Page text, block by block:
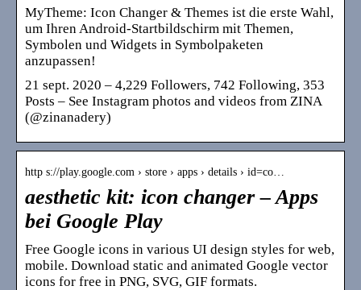
MyTheme: Icon Changer & Themes ist die erste Wahl,
um Ihren Android-Startbildschirm mit Themen,
Symbolen und Widgets in Symbolpaketen
anzupassen!
21 sept. 2020 – 4,229 Followers, 742 Following, 353
Posts – See Instagram photos and videos from ZINA
(@zinanadery)
http s://play.google.com › store › apps › details › id=co…
aesthetic kit: icon changer – Apps
bei Google Play
Free Google icons in various UI design styles for web,
mobile. Download static and animated Google vector
icons for free in PNG, SVG, GIF formats.